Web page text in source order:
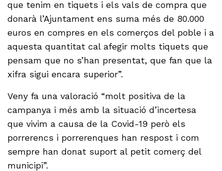
que tenim en tiquets i els vals de compra que
donarà l’Ajuntament ens suma més de 80.000
euros en compres en els comerços del poble i a
aquesta quantitat cal afegir molts tiquets que
pensam que no s’han presentat, que fan que la
xifra sigui encara superior”.
Veny fa una valoració “molt positiva de la
campanya i més amb la situació d’incertesa
que vivim a causa de la Covid-19 però els
porrerencs i porrerenques han respost i com
sempre han donat suport al petit comerç del
municipi”.